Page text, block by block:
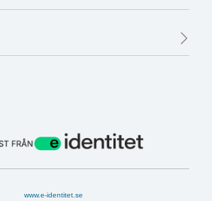
www.e-identitet.se